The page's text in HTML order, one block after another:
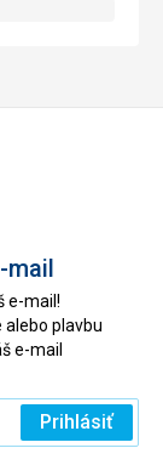
mail
e-mail!
plavbu
e-mail
Prihlásiť